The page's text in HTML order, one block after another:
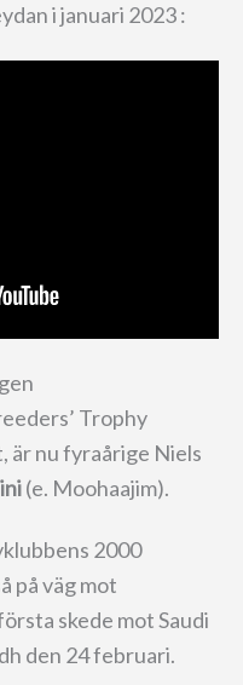
i januari 2023 :
Trophy
är nu fyraårige Niels
(e. Moohaajim).
2000
på väg mot
skede mot Saudi
den 24 februari.